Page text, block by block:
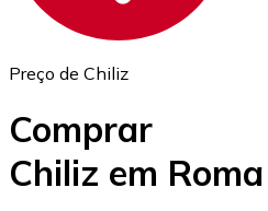
Preço de Chiliz
Comprar
Chiliz em Roma